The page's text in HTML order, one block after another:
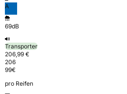
A
69dB
Transporter
206,99 €
206
99€
pro Reifen